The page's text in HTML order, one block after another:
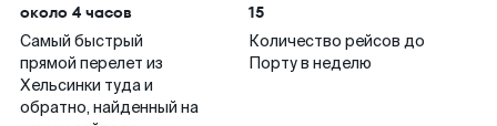
около 4 часов
Самый быстрый
прямой перелет из
Хельсинки туда и
обратно, найденный на
15
Количество рейсов до
Порту в неделю